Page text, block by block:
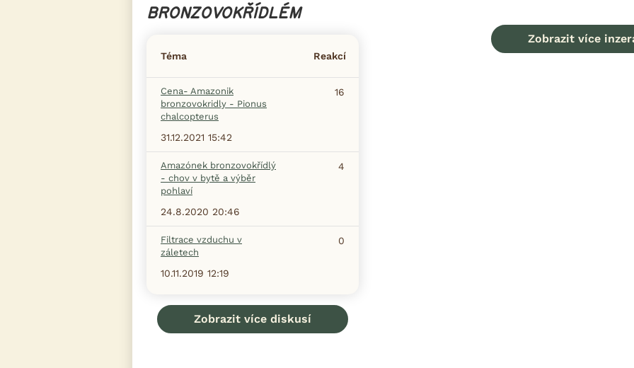
BRONZOVOKŘÍDLÉM
Téma Reakcí
Cena- Amazonik
bronzovokridly - Pionus
chalcopterus
16
31.12.2021 15:42
Amazónek bronzovokřídlý
- chov v bytě a výběr
pohlaví
4
24.8.2020 20:46
Filtrace vzduchu v
záletech
0
10.11.2019 12:19
Zobrazit více diskusí
Zobrazit více